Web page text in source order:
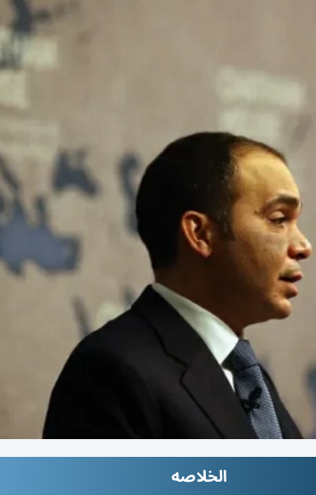
الخلاصه